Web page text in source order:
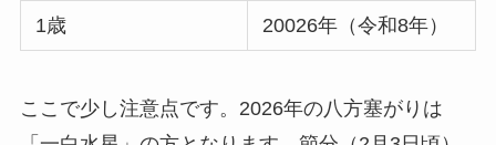
1歳 20026年（令和8年）
ここで少し注意点です。2026年の八方塞がりは